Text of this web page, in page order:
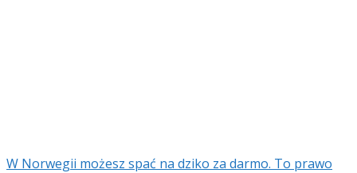
W Norwegii możesz spać na dziko za darmo. To prawo